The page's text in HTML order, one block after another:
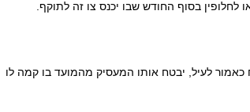
לעיל, יבטח אותו המעסיק מהמועד בו קמה לו